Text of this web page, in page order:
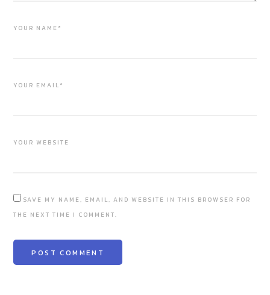
YOUR NAME*
YOUR EMAIL*
YOUR WEBSITE
SAVE MY NAME, EMAIL, AND WEBSITE IN THIS BROWSER FOR
THE NEXT TIME I COMMENT.